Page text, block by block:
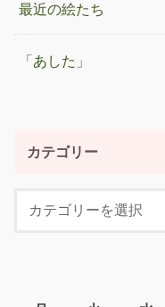
最近の絵たち
「あした」
カテゴリー